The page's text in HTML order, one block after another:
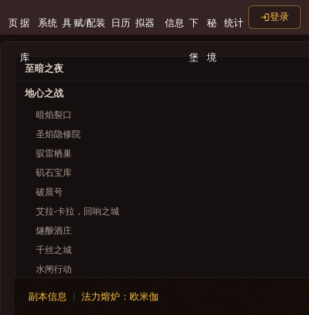
页 据
库
系统 具 赋/配装 日历 拟器 信息 下
堡
秘
境
统计
登录
至暗之夜
地心之战
暗焰裂口
圣焰隐修院
驭雷栖巢
矶石宝库
破晨号
艾拉-卡拉，回响之城
燧酿酒庄
千丝之城
水闸行动
副本信息 法力熔炉：欧米伽